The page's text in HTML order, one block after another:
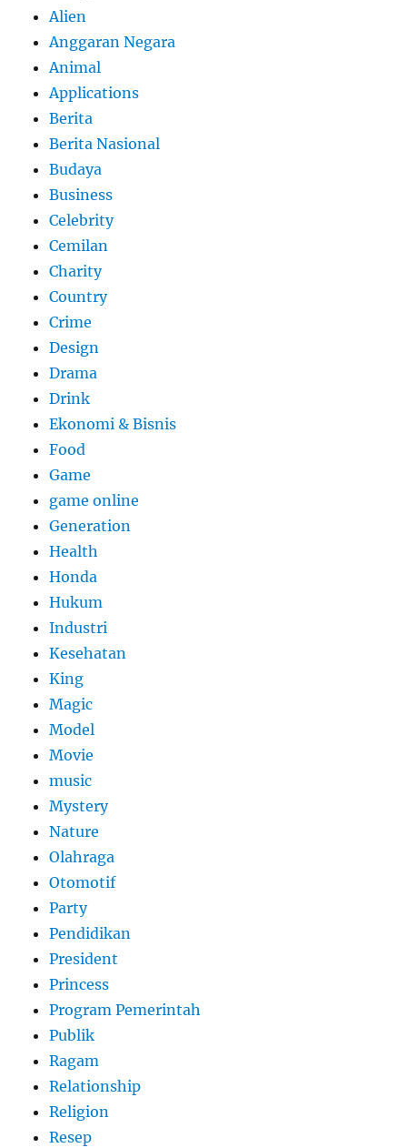
Alien
Anggaran Negara
Animal
Applications
Berita
Berita Nasional
Budaya
Business
Celebrity
Cemilan
Charity
Country
Crime
Design
Drama
Drink
Ekonomi & Bisnis
Food
Game
game online
Generation
Health
Honda
Hukum
Industri
Kesehatan
King
Magic
Model
Movie
music
Mystery
Nature
Olahraga
Otomotif
Party
Pendidikan
President
Princess
Program Pemerintah
Publik
Ragam
Relationship
Religion
Resep